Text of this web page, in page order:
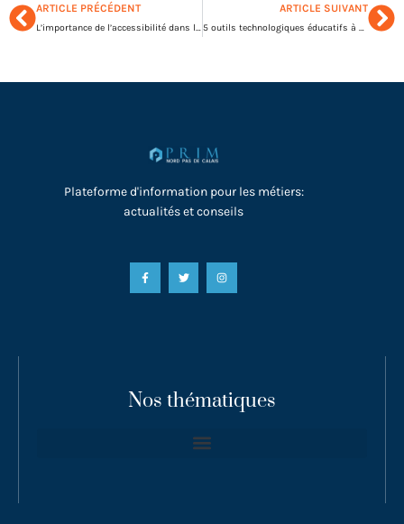
ARTICLE PRÉCÉDENT
L’importance de l’accessibilité dans l’apprentissage en ligne
ARTICLE SUIVANT
5 outils technologiques éducatifs à essayer cette année
Plateforme d'information pour les métiers:
actualités et conseils
Nos thématiques